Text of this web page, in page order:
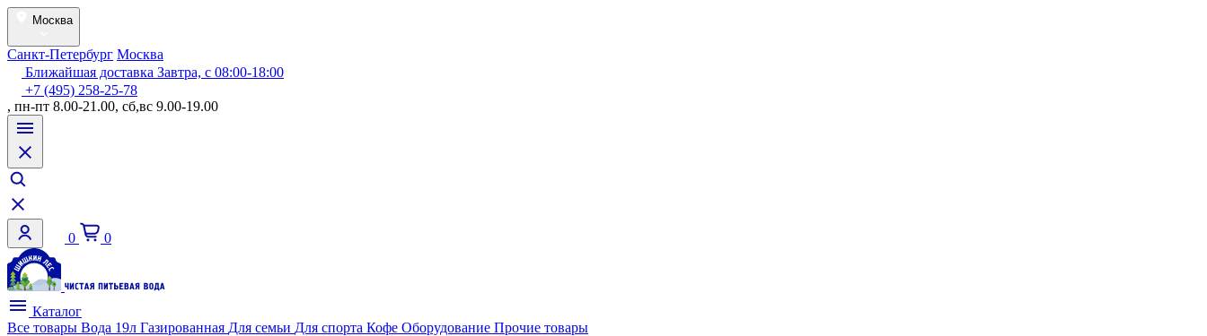
Москва
Санкт-Петербург Москва
Ближайшая доставка Завтра, с 08:00-18:00
+7 (495) 258-25-78
, пн-пт 8.00-21.00, сб,вс 9.00-19.00
0 0
Каталог
Все товары Вода 19л Газированная Для семьи Для спорта Кофе Оборудование Прочие товары